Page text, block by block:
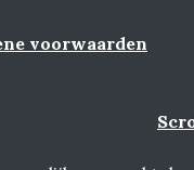
voorwaarden